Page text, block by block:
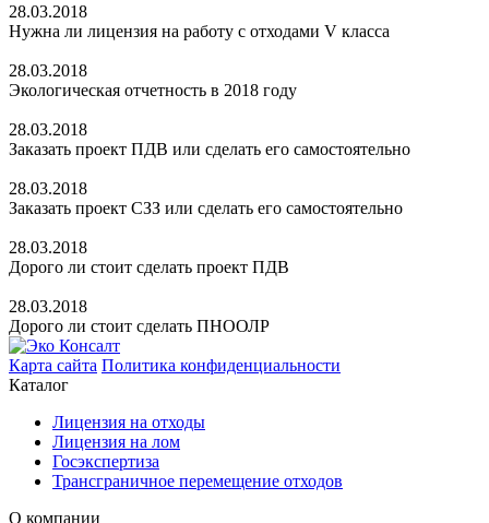
28.03.2018
Нужна ли лицензия на работу с отходами V класса
28.03.2018
Экологическая отчетность в 2018 году
28.03.2018
Заказать проект ПДВ или сделать его самостоятельно
28.03.2018
Заказать проект СЗЗ или сделать его самостоятельно
28.03.2018
Дорого ли стоит сделать проект ПДВ
28.03.2018
Дорого ли стоит сделать ПНООЛР
Карта сайта Политика конфиденциальности
Каталог
Лицензия на отходы
Лицензия на лом
Госэкспертиза
Трансграничное перемещение отходов
О компании